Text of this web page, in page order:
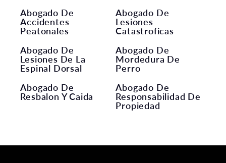
Abogado De
Accidentes
Peatonales
Abogado De
Lesiones
Catastroficas
Abogado De
Lesiones De La
Espinal Dorsal
Abogado De
Mordedura De
Perro
Abogado De
Resbalon Y Caida
Abogado De
Responsabilidad De
Propiedad